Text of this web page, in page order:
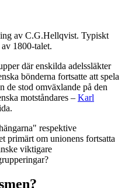
av C.G.Hellqvist. Typiskt
1800-talet.
där enskilda adelssläkter
bönderna fortsatte att spela
de stod omväxlande på den
motståndares – Karl
respektive
primärt om unionens fortsatta
viktigare